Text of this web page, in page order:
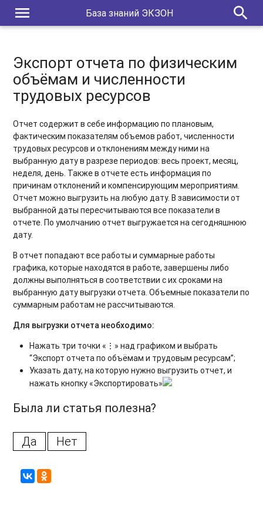
menu База знаний ЭКЗОН search
Экспорт отчета по физическим
объёмам и численности
трудовых ресурсов
Отчет содержит в себе информацию по плановым,
фактическим показателям объемов работ, численности
трудовых ресурсов и отклонениям между ними на
выбранную дату в разрезе периодов: весь проект, месяц,
неделя, день. Также в отчете есть информация по
причинам отклонений и компенсирующим мероприятиям.
Отчет можно выгрузить на любую дату. В зависимости от
выбранной даты пересчитываются все показатели в
отчете. По умолчанию отчет выгружается на сегодняшнюю
дату.
В отчет попадают все работы и суммарные работы
графика, которые находятся в работе, завершены либо
должны выполняться в соответствии с их сроками на
выбранную дату выгрузки отчета. Объемные показатели по
суммарным работам не рассчитываются.
Для выгрузки отчета необходимо:
Нажать три точки «⋮» над графиком и выбрать
“Экспорт отчета по объёмам и трудовым ресурсам”;
Указать дату, на которую нужно выгрузить отчет, и
нажать кнопку «Экспортировать»
Была ли статья полезна?
Да Нет